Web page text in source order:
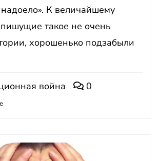
К величайшему
такое не очень
хорошенько подзабыли
война 0